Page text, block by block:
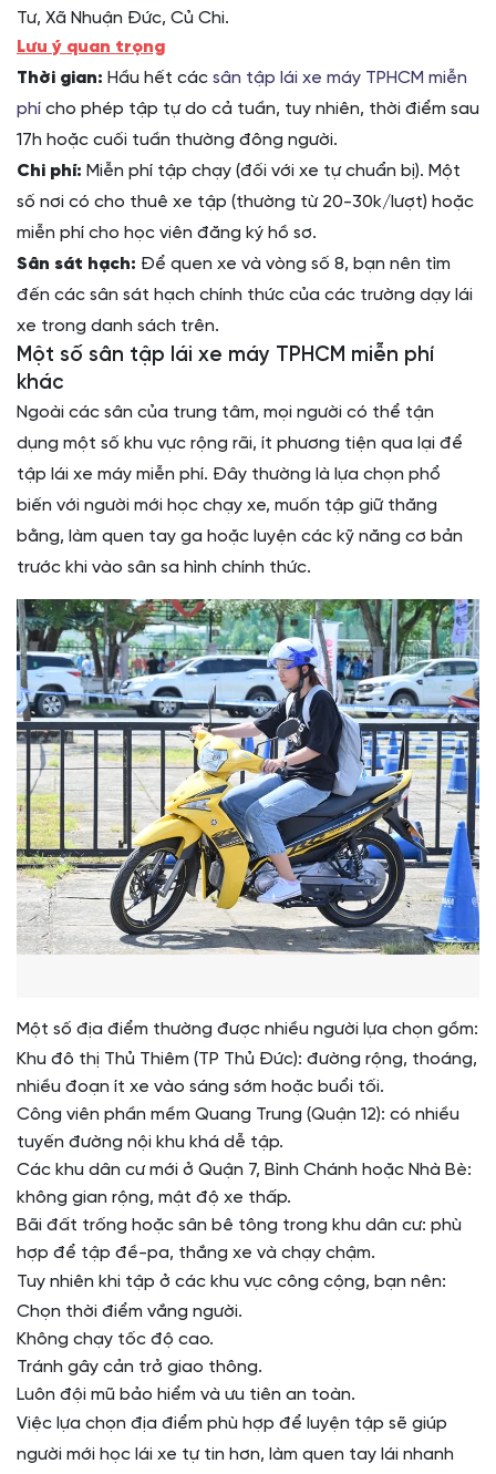
Tư, Xã Nhuận Đức, Củ Chi.
Lưu ý quan trọng
Thời gian: Hầu hết các sân tập lái xe máy TPHCM miễn
phí cho phép tập tự do cả tuần, tuy nhiên, thời điểm sau
17h hoặc cuối tuần thường đông người.
Chi phí: Miễn phí tập chạy (đối với xe tự chuẩn bị). Một
số nơi có cho thuê xe tập (thường từ 20-30k/lượt) hoặc
miễn phí cho học viên đăng ký hồ sơ.
Sân sát hạch: Để quen xe và vòng số 8, bạn nên tìm
đến các sân sát hạch chính thức của các trường dạy lái
xe trong danh sách trên.
Một số sân tập lái xe máy TPHCM miễn phí
khác
Ngoài các sân của trung tâm, mọi người có thể tận
dụng một số khu vực rộng rãi, ít phương tiện qua lại để
tập lái xe máy miễn phí. Đây thường là lựa chọn phổ
biến với người mới học chạy xe, muốn tập giữ thăng
bằng, làm quen tay ga hoặc luyện các kỹ năng cơ bản
trước khi vào sân sa hình chính thức.
Một số địa điểm thường được nhiều người lựa chọn gồm:
Khu đô thị Thủ Thiêm (TP Thủ Đức): đường rộng, thoáng,
nhiều đoạn ít xe vào sáng sớm hoặc buổi tối.
Công viên phần mềm Quang Trung (Quận 12): có nhiều
tuyến đường nội khu khá dễ tập.
Các khu dân cư mới ở Quận 7, Bình Chánh hoặc Nhà Bè:
không gian rộng, mật độ xe thấp.
Bãi đất trống hoặc sân bê tông trong khu dân cư: phù
hợp để tập đề-pa, thắng xe và chạy chậm.
Tuy nhiên khi tập ở các khu vực công cộng, bạn nên:
Chọn thời điểm vắng người.
Không chạy tốc độ cao.
Tránh gây cản trở giao thông.
Luôn đội mũ bảo hiểm và ưu tiên an toàn.
Việc lựa chọn địa điểm phù hợp để luyện tập sẽ giúp
người mới học lái xe tự tin hơn, làm quen tay lái nhanh